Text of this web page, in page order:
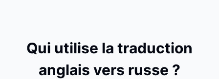
Qui utilise la traduction
anglais vers russe ?